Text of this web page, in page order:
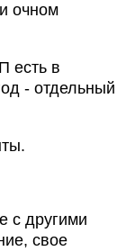
очном
есть в
- отдельный
с другими
свое